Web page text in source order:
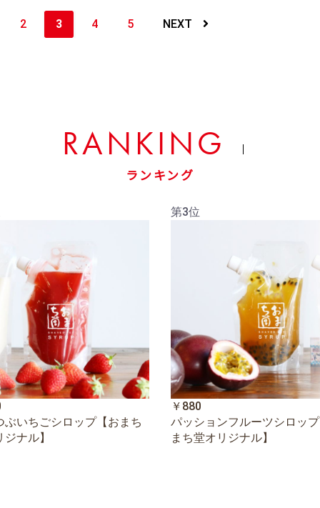
2 3 4 5 NEXT
RANKING
ランキング
ぶいちごシロップ【おまち
ナル】
第3位
￥880
パッションフルーツシロッ
まち堂オリジナル】